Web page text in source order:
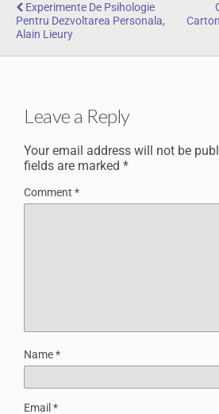
Experimente De Psihologie
Pentru Dezvoltarea Personala,
Alain Lieury
Leave a Reply
Your email address will not be
fields are marked *
Comment *
Name*
Email *